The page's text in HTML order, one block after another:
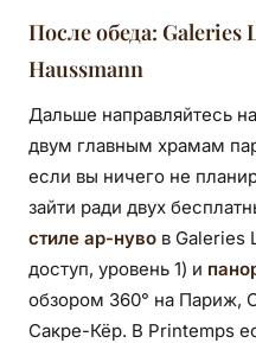
После обеда: Galeries
Haussmann
Дальше направляйтесь
двум главным храмам
если вы ничего не
зайти ради двух
стиле ар-нуво в Galeries
доступ, уровень 1) и
обзором 360° на Париж,
Сакре-Кёр. В Printemps